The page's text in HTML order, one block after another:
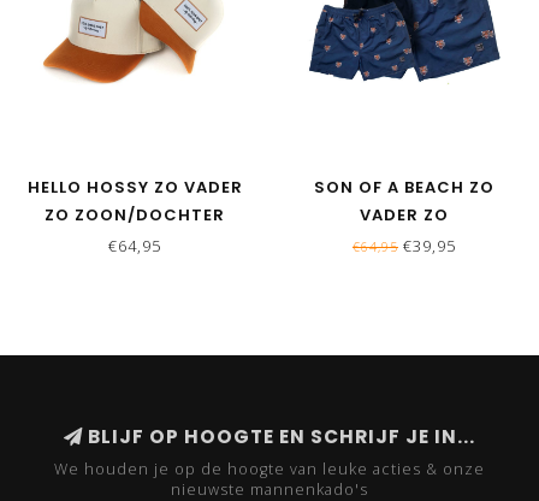
HELLO HOSSY ZO VADER
ZO ZOON/DOCHTER
MATCHING CAPS - MINI
€64,95
SON OF A BEACH ZO
VADER ZO
ZOON/DOCHTER
€64,95 €39,95
BLIJF OP HOOGTE EN SCHRIJF JE IN...
We houden je op de hoogte van leuke acties & onze
nieuwste mannenkado's